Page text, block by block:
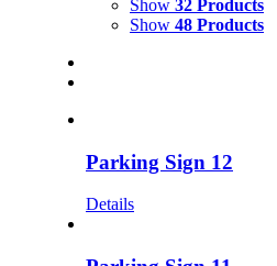
Show 32 Products
Show 48 Products
Parking Sign 12
Details